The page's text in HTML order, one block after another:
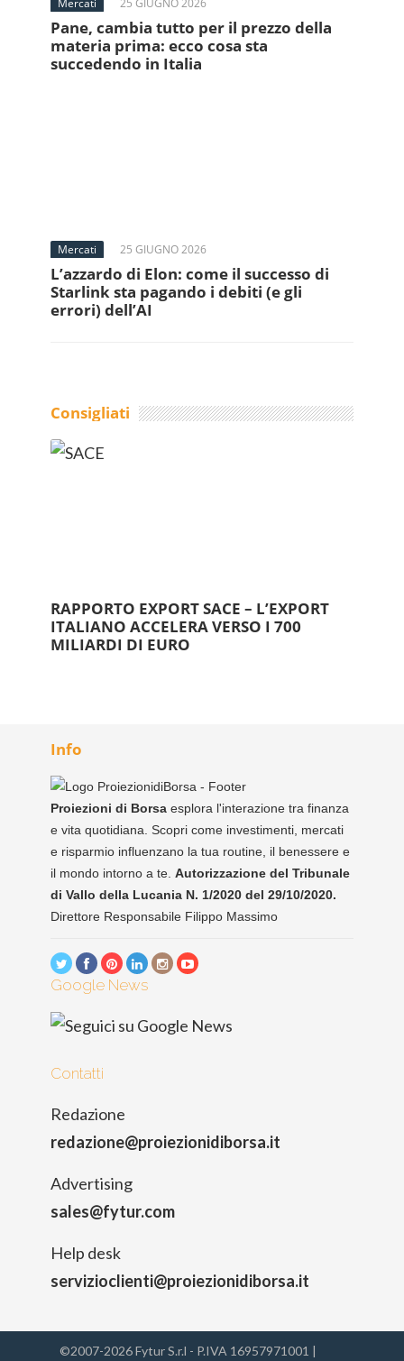
Mercati 25 GIUGNO 2026
Pane, cambia tutto per il prezzo della
materia prima: ecco cosa sta
succedendo in Italia
Mercati 25 GIUGNO 2026
L’azzardo di Elon: come il successo di
Starlink sta pagando i debiti (e gli
errori) dell’AI
Consigliati
RAPPORTO EXPORT SACE – L’EXPORT
ITALIANO ACCELERA VERSO I 700
MILIARDI DI EURO
Info
Proiezioni di Borsa esplora l'interazione tra finanza
e vita quotidiana. Scopri come investimenti, mercati
e risparmio influenzano la tua routine, il benessere e
il mondo intorno a te. Autorizzazione del Tribunale
di Vallo della Lucania N. 1/2020 del 29/10/2020.
Direttore Responsabile Filippo Massimo
Google News
Contatti
Redazione
redazione@proiezionidiborsa.it
Advertising
sales@fytur.com
Help desk
servizioclienti@proiezionidiborsa.it
©2007-2026 Fytur S.r.l - P.IVA 16957971001 |